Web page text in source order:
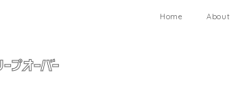
Home About